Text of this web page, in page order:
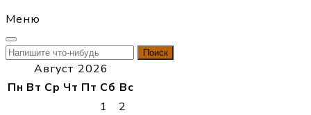
Меню
Найти:
Август 2026
Пн Вт Ср Чт Пт Сб Вс
1
2